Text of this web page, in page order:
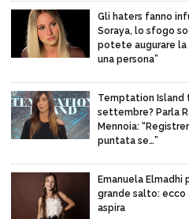
Gli haters fanno
Soraya, lo sfogo
potete augurare la
una persona”
Temptation Island
settembre? Parla
Mennoia:
puntata se…”
Emanuela Elmadhi
grande salto: ecco
aspira